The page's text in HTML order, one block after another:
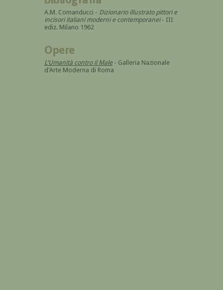
A.M. Comanducci - Dizionario illustrato pittori e
incisori italiani moderni e contemporanei- III
ediz. Milano 1962
Opere
L'Umanità contro il Male - Galleria Nazionale
d'Arte Moderna di Roma